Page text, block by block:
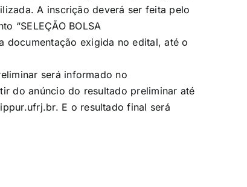
A inscrição deverá ser feita pelo
“SELEÇÃO BOLSA
a documentação exigida no edital, até o
será informado no
do anúncio do resultado preliminar até
ufrj.br. E o resultado final será